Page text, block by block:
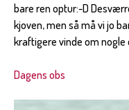
bare ren optur:-D
kjoven, men så må vi jo
kraftigere vinde om nogle
Dagens obs